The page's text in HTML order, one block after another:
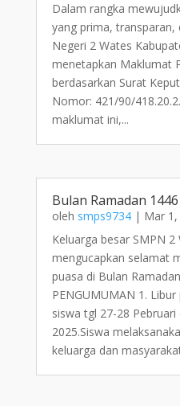
Dalam rangka
yang prima, transparan,
Negeri 2 Wates
menetapkan Maklumat
berdasarkan Surat
Nomor: 421/90/
maklumat ini,...
Bulan Ramadan
oleh smps9734| Mar
Keluarga besar SMPN
mengucapkan selamat
puasa di Bulan
PENGUMUMAN 1.
siswa tgl 27-28
2025.Siswa
keluarga dan